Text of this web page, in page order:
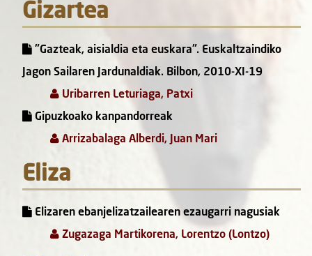
Gizartea
"Gazteak, aisialdia eta euskara". Euskaltzaindiko
Jagon Sailaren Jardunaldiak. Bilbon, 2010-XI-19
Uribarren Leturiaga, Patxi
Gipuzkoako kanpandorreak
Arrizabalaga Alberdi, Juan Mari
Eliza
Elizaren ebanjelizatzailearen ezaugarri nagusiak
Zugazaga Martikorena, Lorentzo (Lontzo)